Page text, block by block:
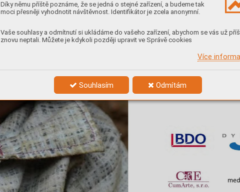
Díky němu příště poznáme, že se jedná o stejné zařízení, a budeme tak
moci přesněji vyhodnotit návštěvnost. Identifikátor je zcela anonymní.
Vaše souhlasy a odmítnutí si ukládáme do vašeho zařízení, abychom se vás už
znovu neptali. Můžete je kdykoli později upravit ve Správě cookies
Více
Souhlasím Odmítám